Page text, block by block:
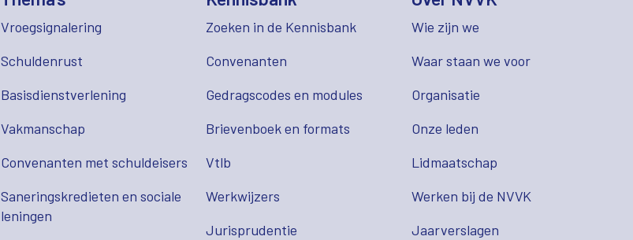
Vroegsignalering
Schuldenrust
Basisdienstverlening
Vakmanschap
Convenanten met schuldeisers
Saneringskredieten en sociale
leningen
Zoeken in de Kennisbank
Convenanten
Gedragscodes en modules
Brievenboek en formats
Vtlb
Werkwijzers
Jurisprudentie
Wie zijn we
Waar staan we voor
Organisatie
Onze leden
Lidmaatschap
Werken bij de NVVK
Jaarverslagen